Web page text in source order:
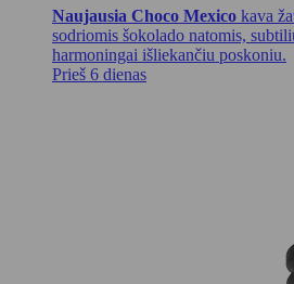
Naujausia Choco Mexico kava
sodriomis šokolado natomis,
harmoningai išliekančiu poskoniu.
Prieš 6 dienas